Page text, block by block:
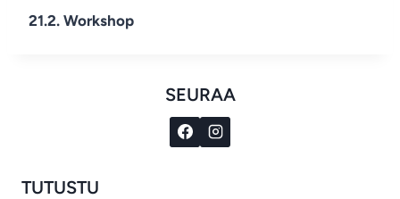
21.2. Workshop
SEURAA
TUTUSTU